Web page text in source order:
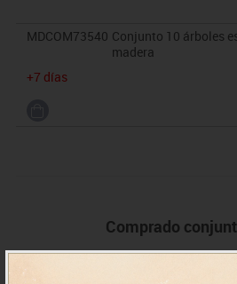
MDCOM73540 Conjunto 10 árboles
madera
+7 días
Comprado